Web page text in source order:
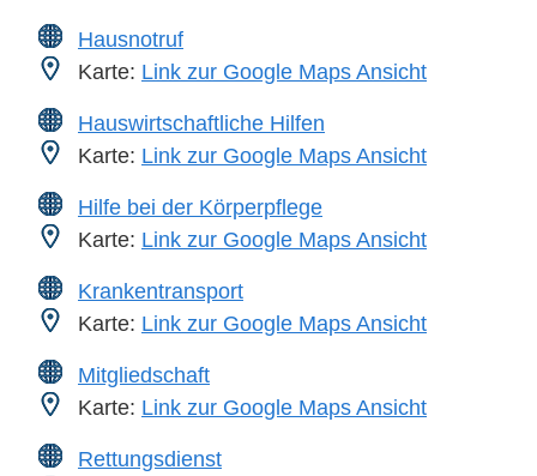
Hausnotruf
Karte: Link zur Google Maps Ansicht
Hauswirtschaftliche Hilfen
Karte: Link zur Google Maps Ansicht
Hilfe bei der Körperpflege
Karte: Link zur Google Maps Ansicht
Krankentransport
Karte: Link zur Google Maps Ansicht
Mitgliedschaft
Karte: Link zur Google Maps Ansicht
Rettungsdienst